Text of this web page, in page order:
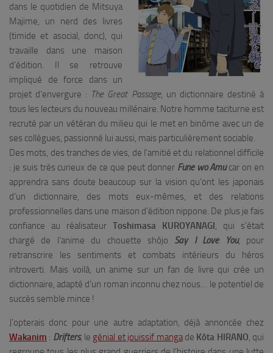
dans le quotidien de Mitsuya
Majime, un nerd des livres
(timide et asocial, donc), qui
travaille dans une maison
d’édition. Il se retrouve
impliqué de force dans un
projet d’envergure : The Great Passage, un dictionnaire destiné à
tous les lecteurs du nouveau millénaire. Notre homme taciturne est
recruté par un vétéran du milieu qui le met en binôme avec un de
ses collègues, passionné lui aussi, mais particulièrement sociable.
Des mots, des tranches de vies, de l’amitié et du relationnel difficile
: je suis très curieux de ce que peut donner Fune wo Amucar on en
apprendra sans doute beaucoup sur la vision qu’ont les japonais
d’un dictionnaire, des mots eux-mêmes, et des relations
professionnelles dans une maison d’édition nippone. De plus je fais
confiance au réalisateur Toshimasa KUROYANAGI, qui s’était
chargé de l’anime du chouette shôjo Say I Love You, pour
retranscrire les sentiments et combats intérieurs du héros
introverti. Mais voilà, un anime sur un fan de livre qui crée un
dictionnaire, adapté d’un roman inconnu chez nous… le potentiel de
succès semble mince !
J’opterais donc pour une autre adaptation, déjà annoncée chez
Wakanim : Drifters, le génial et jouissif mangade Kôta HIRANO, qui